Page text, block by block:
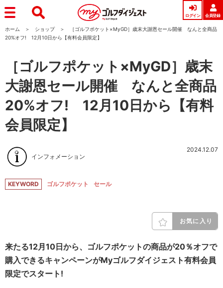
ログイン 会員登録
ホーム ショップ
［ゴルフポケット×MyGD］歳末大謝恩セール開催 なんと全商品
20%オフ! 12月10日から【有料会員限定】
［ゴルフポケット×MyGD］歳末
大謝恩セール開催 なんと全商品
20%オフ! 12月10日から【有料
会員限定】
インフォメーション
2024.12.07
KEYWORD ゴルフポケット セール
お気に入り
来たる12月10日から、ゴルフポケットの商品が20％オフで
購入できるキャンペーンがMyゴルフダイジェスト有料会員
限定でスタート!